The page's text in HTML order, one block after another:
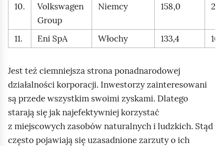
10.
Volkswagen
Group
Niemcy 158,0
11. Eni SpA Włochy 133,4
Jest też ciemniejsza strona ponadnarodowej
działalności korporacji. Inwestorzy zainteresowani
są przede wszystkim swoimi zyskami. Dlatego
starają się jak najefektywniej korzystać
z miejscowych zasobów naturalnych i ludzkich. Stąd
często pojawiają się uzasadnione zarzuty o ich